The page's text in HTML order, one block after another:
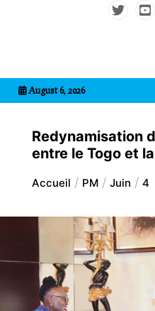
August 6, 2026
Redynamisation
entre le Togo et
Accueil PM Juin 4